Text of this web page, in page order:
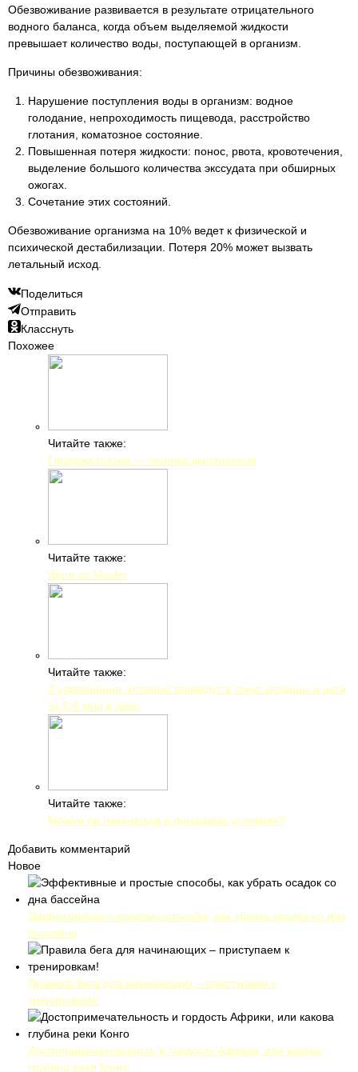
Обезвоживание развивается в результате отрицательного
водного баланса, когда объем выделяемой жидкости
превышает количество воды, поступающей в организм.
Причины обезвоживания:
Нарушение поступления воды в организм: водное
голодание, непроходимость пищевода, расстройство
глотания, коматозное состояние.
Повышенная потеря жидкости: понос, рвота, кровотечения,
выделение большого количества экссудата при обширных
ожогах.
Сочетание этих состояний.
Обезвоживание организма на 10% ведет к физической и
психической дестабилизации. Потеря 20% может вызвать
летальный исход.
Поделиться
Отправить
Класснуть
Похожее
Читайте также:
Гиперэкстензия — техника выполнения
Читайте также:
IBurn от Maxler
Читайте также:
3 упражнения, которые приведут в тонус ягодицы и ноги
за 5-6 мин в день
Читайте также:
Можно ли накачаться в домашних условиях?
Добавить комментарий
Новое
Эффективные и простые способы, как убрать осадок со дна
бассейна
Правила бега для начинающих – приступаем к
тренировкам!
Достопримечательность и гордость Африки, или какова
глубина реки Конго